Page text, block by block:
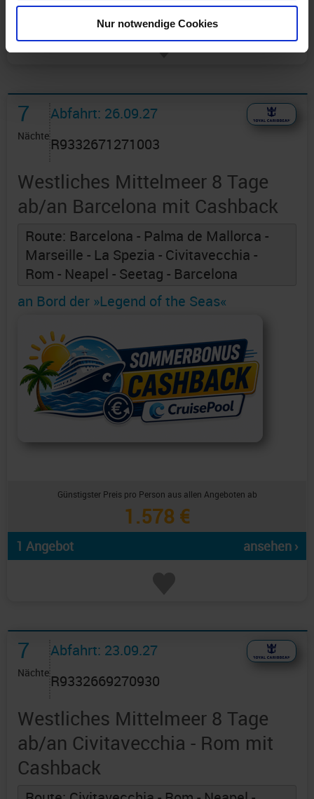
Nur notwendige Cookies
1 Angebot ansehen ›
7
Nächte
Abfahrt: 26.09.27
R9332671271003
Westliches Mittelmeer 8 Tage
ab/an Barcelona mit Cashback
Route: Barcelona - Palma de Mallorca -
Marseille - La Spezia - Civitavecchia -
Rom - Neapel - Seetag - Barcelona
an Bord der »Legend of the Seas«
Günstigster Preis pro Person aus allen Angeboten ab
1.578 €
1 Angebot ansehen ›
7
Nächte
Abfahrt: 23.09.27
R9332669270930
Westliches Mittelmeer 8 Tage
ab/an Civitavecchia - Rom mit
Cashback